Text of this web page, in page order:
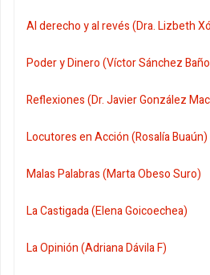
Al derecho y al revés (Dra. Lizbeth
Poder y Dinero (Víctor Sánchez
Reflexiones (Dr. Javier González
Locutores en Acción (Rosalía Buaún)
Malas Palabras (Marta Obeso Suro)
La Castigada (Elena Goicoechea)
La Opinión (Adriana Dávila F)